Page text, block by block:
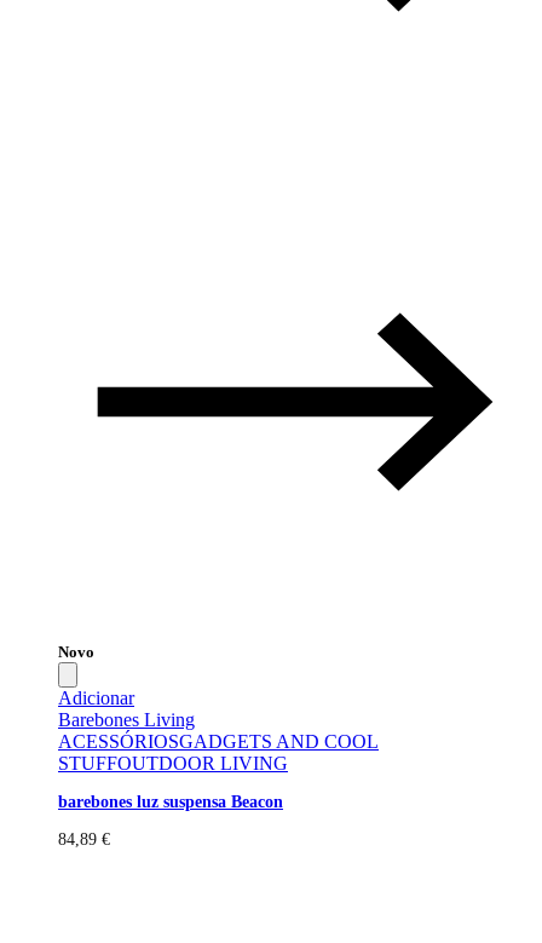
Novo
Adicionar
Barebones Living
ACESSÓRIOSGADGETS AND COOL
STUFFOUTDOOR LIVING
barebones luz suspensa Beacon
84,89 €